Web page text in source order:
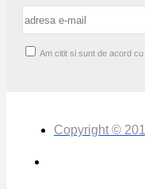
Am citit si sunt de acord cu
Copyright ©